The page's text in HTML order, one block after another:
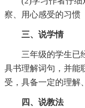
察、用心感受的习惯
三、说学情
三年级的学生已
具书理解词句，并能
受，具备一定的理解
四、说教法